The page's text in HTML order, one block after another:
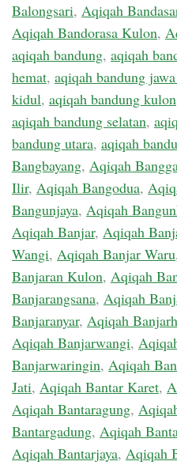
Balongsari, Aqiqah
Aqiqah Bandorasa Kulon,
aqiqah bandung, aqiqah
hemat, aqiqah bandung
kidul, aqiqah bandung kulon
aqiqah bandung selatan,
bandung utara, aqiqah
Bangbayang, Aqiqah
Ilir, Aqiqah Bangodua,
Bangunjaya, Aqiqah
Aqiqah Banjar, Aqiqah
Wangi, Aqiqah Banjar Waru
Banjaran Kulon, Aqiqah
Banjarangsana, Aqiqah
Banjaranyar, Aqiqah
Aqiqah Banjarwangi,
Banjarwaringin, Aqiqah
Jati, Aqiqah Bantar Karet,
Aqiqah Bantaragung,
Bantargadung, Aqiqah
Aqiqah Bantarjaya, Aqiqah